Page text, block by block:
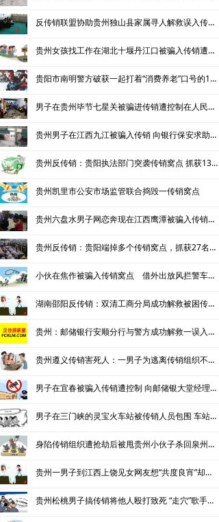
反传销联盟协助贵州独山县家属寻人解救误入传销三年的女儿
贵州女孩找工作在湖北十堰丹江口被骗入传销遭控制二十多天
贵阳市南明警方破获一起打着“消费养老”口号的10亿传销大案
男子在贵州毕节七星关被骗进传销遭控制在人民币上写求救信获救
贵州男子在江西九江被骗入传销 向银行保安求助获救
贵州反传销：贵阳执法部门突袭传销窝点 抓获132人刑拘4人
贵州凯里市公安市场监管联合捣毁一传销窝点
贵州六盘水男子网恋奔现在江西鹰潭被骗入传销遭控制
贵州反传销：贵阳端掉多个传销窝点，抓获27名涉传人员至少有7名大学生
小伙在焦作被骗入传销窝点 借外出放风拦警车获救
湖南邵阳反传销：双清工商分局成功解救被困传销窝点的贵州小伙
贵州：邮储银行安顺分行与警方成功解救一误入传销的女子
贵州遵义传销害死人：一男子为逃离传销组织不慎坠楼身亡
男子在宜春被骗入传销遭控制 向邮储银大堂经理求助获解救
男子在三门峡的灵宝火车站被传销人员包围 车站职工及时解救
身陷传销组织遭抢劫后被甩贵州小伙子杀回泉州端掉传销窝点
贵州一男子到江西上饶见女网友想“共度良宵”却被骗入传销陷阱
贵州松桃男子搞传销将他人殴打致死 “走穴”歌手原是杀人疑犯